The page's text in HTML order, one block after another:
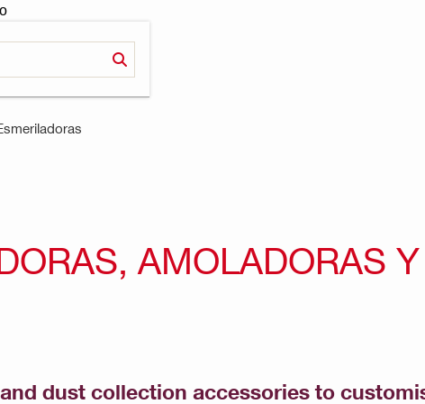
AMOLADORAS Y
dust collection accessories to